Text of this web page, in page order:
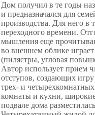
Дом получил в те годы
и предназначался для
производства. Для него в
переходного времени.
мышления еще
во внешнем облике
(пилястры, угловая
Автор использует прием
отступов, создающих
трех- и
комнаты и кухни,
подвале дома